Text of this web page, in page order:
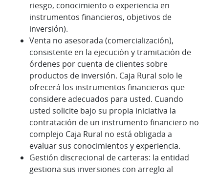
riesgo, conocimiento o experiencia en
instrumentos financieros, objetivos de
inversión).
Venta no asesorada (comercialización),
consistente en la ejecución y tramitación de
órdenes por cuenta de clientes sobre
productos de inversión. Caja Rural solo le
ofrecerá los instrumentos financieros que
considere adecuados para usted. Cuando
usted solicite bajo su propia iniciativa la
contratación de un instrumento financiero no
complejo Caja Rural no está obligada a
evaluar sus conocimientos y experiencia.
Gestión discrecional de carteras: la entidad
gestiona sus inversiones con arreglo al